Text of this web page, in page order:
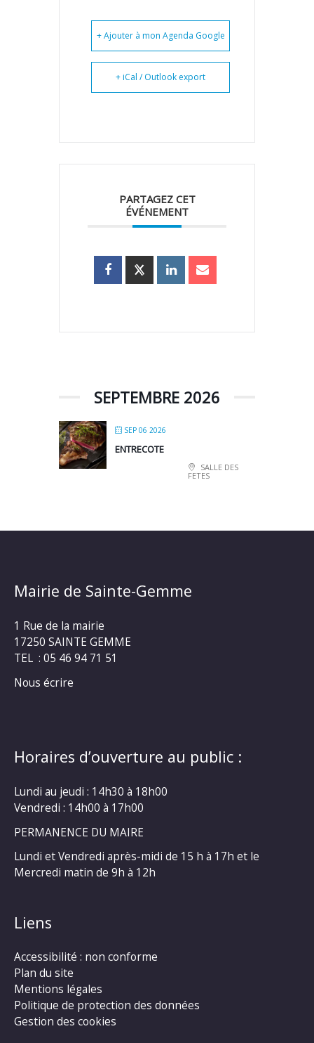
+ Ajouter à mon Agenda Google
+ iCal / Outlook export
PARTAGEZ CET
ÉVÉNEMENT
SEPTEMBRE 2026
SEP 06 2026
ENTRECOTE
SALLE DES
FETES
Mairie de Sainte-Gemme
1 Rue de la mairie
17250 SAINTE GEMME
TEL : 05 46 94 71 51
Nous écrire
Horaires d’ouverture au public :
Lundi au jeudi : 14h30 à 18h00
Vendredi : 14h00 à 17h00
PERMANENCE DU MAIRE
Lundi et Vendredi après-midi de 15 h à 17h et le
Mercredi matin de 9h à 12h
Liens
Accessibilité : non conforme
Plan du site
Mentions légales
Politique de protection des données
Gestion des cookies